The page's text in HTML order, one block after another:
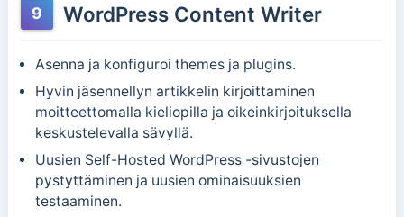
9 WordPress Content Writer
Asenna ja konfiguroi themes ja plugins.
Hyvin jäsennellyn artikkelin kirjoittaminen
moitteettomalla kieliopilla ja oikeinkirjoituksella
keskustelevalla sävyllä.
Uusien Self-Hosted WordPress -sivustojen
pystyttäminen ja uusien ominaisuuksien
testaaminen.